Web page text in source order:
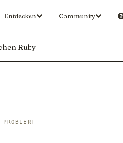
Entdecken Community
Ruby
PROBIERT